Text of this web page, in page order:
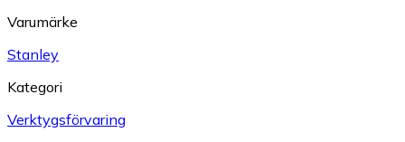
Varumärke
Stanley
Kategori
Verktygsförvaring